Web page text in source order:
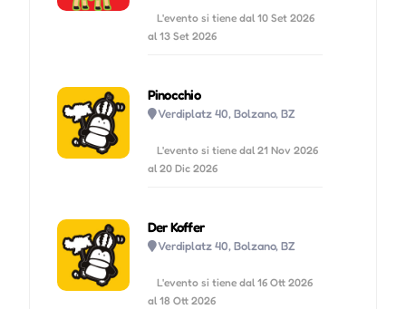
L'evento si tiene dal 10 Set 2026
al 13 Set 2026
Pinocchio
Verdiplatz 40, Bolzano, BZ
L'evento si tiene dal 21 Nov 2026
al 20 Dic 2026
Der Koffer
Verdiplatz 40, Bolzano, BZ
L'evento si tiene dal 16 Ott 2026
al 18 Ott 2026